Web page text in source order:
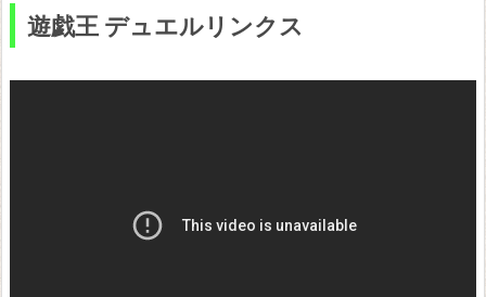
遊戯王 デュエルリンクス